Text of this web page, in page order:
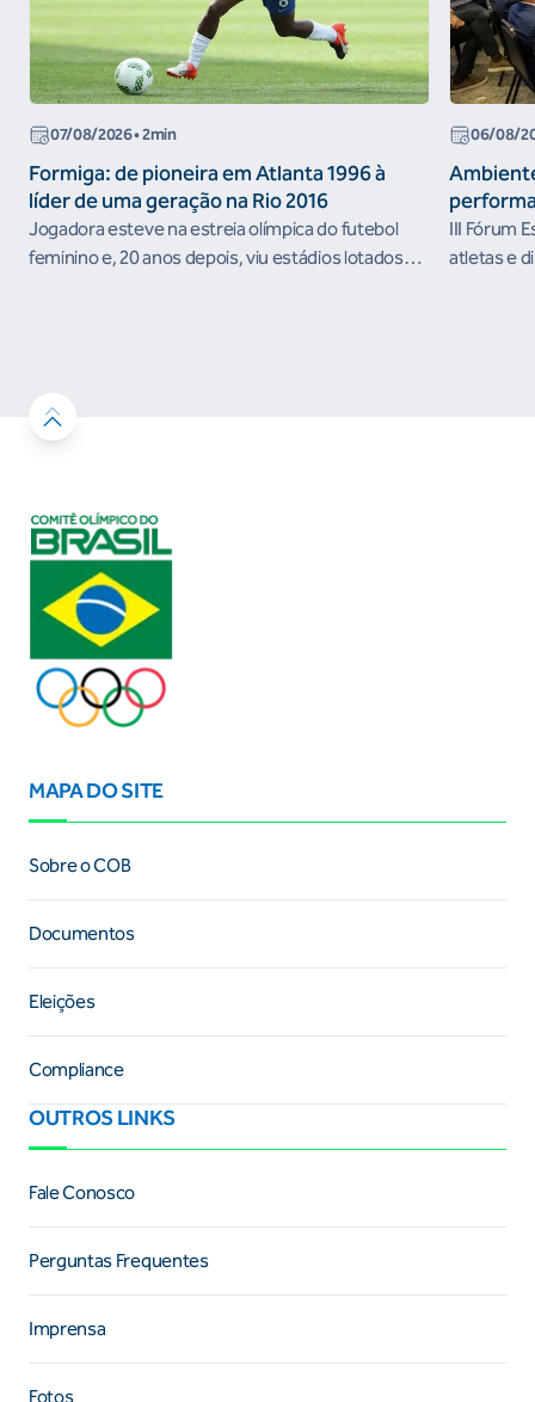
07/08/2026• 2min
Formiga: de pioneira em Atlanta 1996 à
líder de uma geração na Rio 2016
Jogadora esteve na estreia olímpica do futebol
feminino e, 20 anos depois, viu estádios lotados
06/08/
III Fórum
atletas e
MAPA DO SITE
Sobre o COB
Documentos
Eleições
Compliance
OUTROS LINKS
Fale Conosco
Perguntas Frequentes
Imprensa
Fotos